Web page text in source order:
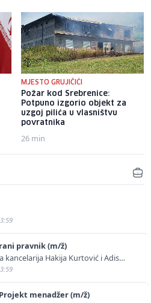
MJESTO GRUJIČIĆI
Požar kod Srebrenice:
Potpuno izgorio objekt za
uzgoj pilića u vlasništvu
povratnika
26 min
pravnik (m/ž)
kancelarija Hakija Kurtović i Adis
menadžer (m/ž)